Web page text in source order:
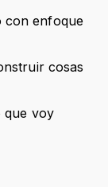
con enfoque
cosas
que voy